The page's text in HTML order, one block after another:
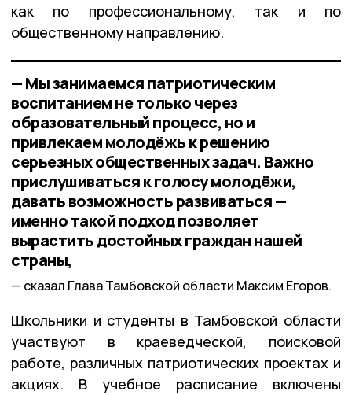
как по профессиональному, так и по
общественному направлению.
— Мы занимаемся патриотическим
воспитанием не только через
образовательный процесс, но и
привлекаем молодёжь к решению
серьезных общественных задач. Важно
прислушиваться к голосу молодёжи,
давать возможность развиваться —
именно такой подход позволяет
вырастить достойных граждан нашей
страны,
сказал Глава Тамбовской области Максим Егоров.
Школьники и студенты в Тамбовской области
участвуют в краеведческой, поисковой
работе, различных патриотических проектах и
акциях. В учебное расписание включены